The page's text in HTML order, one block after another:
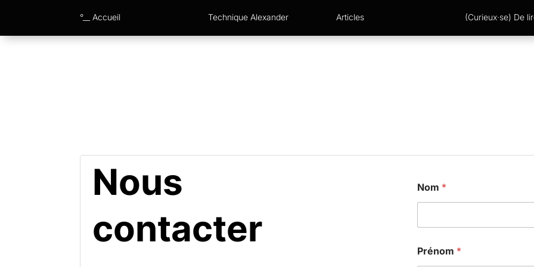
°__ Accueil Technique Alexander Articles (Curieux·se) De
Nous
contacter
Nom *
Prénom *